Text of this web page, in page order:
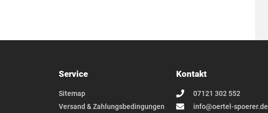
Service
Sitemap
Versand & Zahlungsbedingungen
Kontakt
07121 302 552
info@oertel-spoerer.de